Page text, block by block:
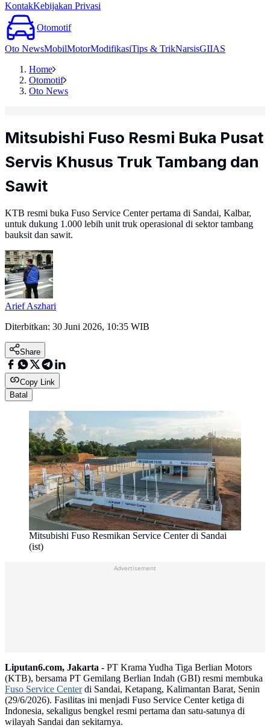
KontakKebijakan Privasi
Otomotif
Oto NewsMobilMotorModifikasiTips & TrikNarsisGIIAS
Home
Otomotif
Oto News
Mitsubishi Fuso Resmi Buka Pusat
Servis Khusus Truk Tambang dan
Sawit
KTB resmi buka Fuso Service Center pertama di Sandai, Kalbar,
untuk dukung 1.000 lebih unit truk operasional di sektor tambang
bauksit dan sawit.
Arief Aszhari
Diterbitkan: 30 Juni 2026, 10:35 WIB
Share
Copy Link
Batal
Mitsubishi Fuso Resmikan Service Center di Sandai
(ist)
Advertisement
Liputan6.com, Jakarta - PT Krama Yudha Tiga Berlian Motors
(KTB), bersama PT Gemilang Berlian Indah (GBI) resmi membuka
Fuso Service Centerdi Sandai, Ketapang, Kalimantan Barat, Senin
(29/6/2026). Fasilitas ini menjadi Fuso Service Center ketiga di
Indonesia, sekaligus bengkel resmi pertama dan satu-satunya di
wilayah Sandai dan sekitarnya.